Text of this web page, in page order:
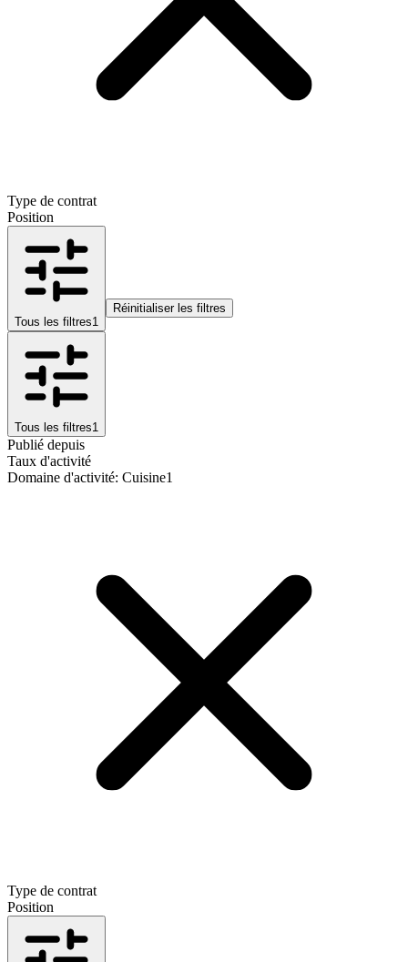
Type de contrat
Position
Tous les filtres1
Réinitialiser les filtres
Tous les filtres1
Publié depuis
Taux d'activité
Domaine d'activité: Cuisine1
Type de contrat
Position